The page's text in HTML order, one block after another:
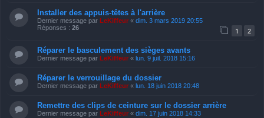
Installer des appuis-têtes à l'arrière
Dernier message par LeKiffeur « dim. 3 mars 2019 20:55
Réponses : 26 1 2
Réparer le basculement des sièges avants
Dernier message par LeKiffeur « lun. 9 juil. 2018 15:16
Réparer le verrouillage du dossier
Dernier message par LeKiffeur « lun. 18 juin 2018 20:48
Remettre des clips de ceinture sur le dossier arrière
Dernier message par LeKiffeur « dim. 17 juin 2018 14:33